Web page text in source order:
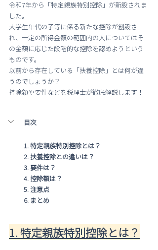
令和7年から「特定親族特別控除」が新設されま
した。
大学生年代の子等に係る新たな控除が創設さ
れ、一定の所得金額の範囲内の人についてはそ
の金額に応じた段階的な控除を認めようという
ものです。
以前から存在している「扶養控除」とは何が違
うのでしょうか？
控除額や要件などを税理士が徹底解説します！
目次
1. 特定親族特別控除とは？
2. 扶養控除との違いは？
3. 要件は？
4. 控除額は？
5. 注意点
6. まとめ
1. 特定親族特別控除とは？